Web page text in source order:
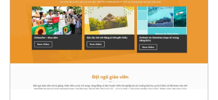
CHI TIẾT
XEM THỰC TẾ